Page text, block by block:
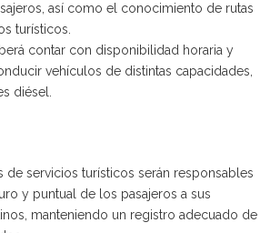
así como el conocimiento de rutas
turísticos.
contar con disponibilidad horaria y
vehículos de distintas capacidades,
diésel.
de servicios turísticos serán responsables
y puntual de los pasajeros a sus
manteniendo un registro adecuado de